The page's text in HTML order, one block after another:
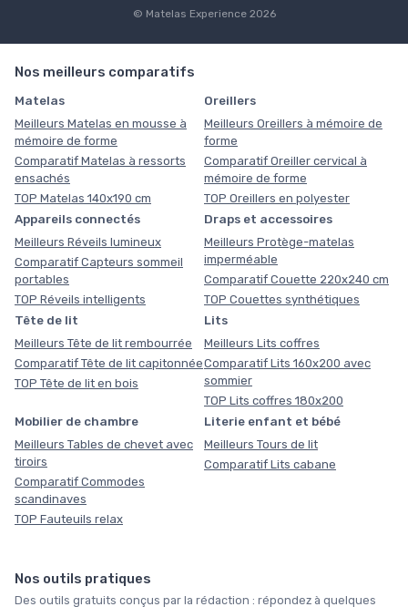
© Matelas Experience 2026
Nos meilleurs comparatifs
Matelas
Meilleurs Matelas en mousse à
mémoire de forme
Comparatif Matelas à ressorts
ensachés
TOP Matelas 140x190 cm
Oreillers
Meilleurs Oreillers à mémoire de
forme
Comparatif Oreiller cervical à
mémoire de forme
TOP Oreillers en polyester
Appareils connectés
Meilleurs Réveils lumineux
Comparatif Capteurs sommeil
portables
TOP Réveils intelligents
Draps et accessoires
Meilleurs Protège-matelas
imperméable
Comparatif Couette 220x240 cm
TOP Couettes synthétiques
Tête de lit
Meilleurs Tête de lit rembourrée
Comparatif Tête de lit capitonnée
TOP Tête de lit en bois
Lits
Meilleurs Lits coffres
Comparatif Lits 160x200 avec
sommier
TOP Lits coffres 180x200
Mobilier de chambre
Meilleurs Tables de chevet avec
tiroirs
Comparatif Commodes
scandinaves
TOP Fauteuils relax
Literie enfant et bébé
Meilleurs Tours de lit
Comparatif Lits cabane
Nos outils pratiques
Des outils gratuits conçus par la rédaction : répondez à quelques